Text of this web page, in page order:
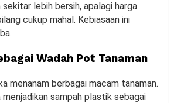
lebih bersih, apalagi harga
cukup mahal. Kebiasaan ini
Wadah Pot Tanaman
menanam berbagai macam tanaman.
menjadikan sampah plastik sebagai